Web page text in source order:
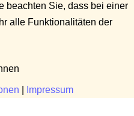
beachten Sie, dass bei einer
alle Funktionalitäten der
Impressum